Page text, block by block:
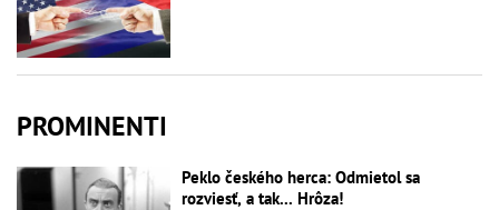
PROMINENTI
Peklo českého herca: Odmietol sa
rozviesť, a tak... Hrôza!